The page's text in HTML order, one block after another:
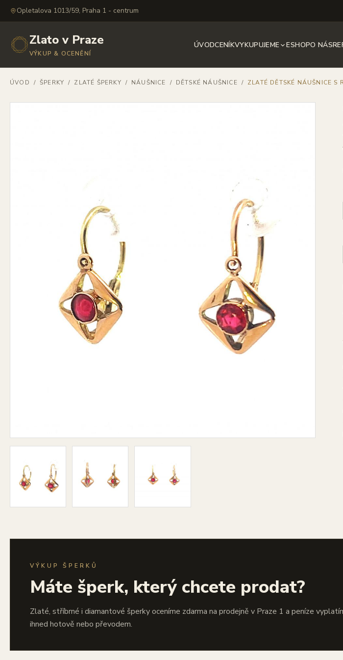
Opletalova 1013/59, Praha 1 - centrum
Zlato v Praze
VÝKUP & OCENĚNÍ
ÚVODCENÍKVYKUPUJEME ESHOPO NÁS
ÚVOD / ŠPERKY / ZLATÉ ŠPERKY / NÁUŠNICE / DĚTSKÉ NÁUŠNICE / ZLATÉ DĚTSKÉ NÁUŠNICE S
VÝKUP ŠPERKŮ
Máte šperk, který chcete prodat?
Zlaté, stříbrné i diamantové šperky oceníme zdarma na prodejně v Praze 1 a peníze
ihned hotově nebo převodem.